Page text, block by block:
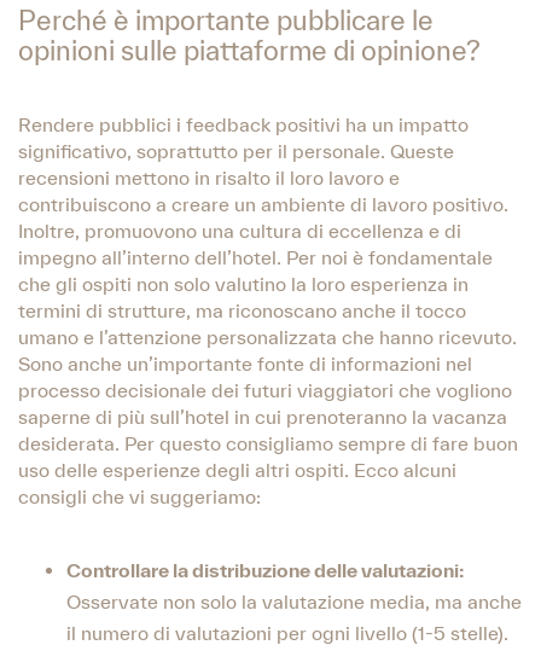
Perché è importante pubblicare le
opinioni sulle piattaforme di opinione?
Rendere pubblici i feedback positivi ha un impatto
significativo, soprattutto per il personale. Queste
recensioni mettono in risalto il loro lavoro e
contribuiscono a creare un ambiente di lavoro positivo.
Inoltre, promuovono una cultura di eccellenza e di
impegno all’interno dell’hotel. Per noi è fondamentale
che gli ospiti non solo valutino la loro esperienza in
termini di strutture, ma riconoscano anche il tocco
umano e l’attenzione personalizzata che hanno ricevuto.
Sono anche un’importante fonte di informazioni nel
processo decisionale dei futuri viaggiatori che vogliono
saperne di più sull’hotel in cui prenoteranno la vacanza
desiderata. Per questo consigliamo sempre di fare buon
uso delle esperienze degli altri ospiti. Ecco alcuni
consigli che vi suggeriamo:
Controllare la distribuzione delle valutazioni:
Osservate non solo la valutazione media, ma anche
il numero di valutazioni per ogni livello (1-5 stelle).